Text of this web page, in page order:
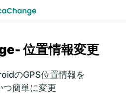
位置情報変更
のGPS位置情報を
つ簡単に変更